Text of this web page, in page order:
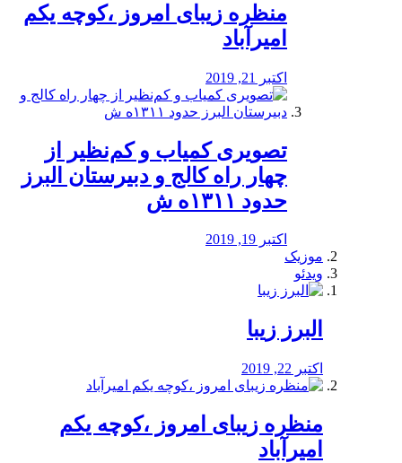
منظره‌‌ زیبای امروز ،کوچه یکم
امیرآباد
اکتبر 21, 2019
️تصویری کمیاب و کم‌نظیر از
چهار راه كالج و دبيرستان البرز
حدود ۱۳۱۱ه ش
اکتبر 19, 2019
موزیک
ویدئو
البرز زیبا
اکتبر 22, 2019
منظره‌‌ زیبای امروز ،کوچه یکم
امیرآباد